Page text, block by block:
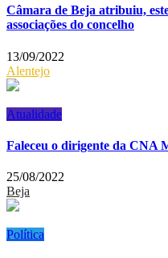
Câmara de Beja atribuiu,
associações do concelho
13/09/2022
Alentejo
Atualidade
Faleceu o dirigente da CNA
25/08/2022
Beja
Política